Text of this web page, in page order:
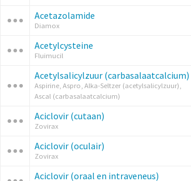
Acetazolamide
Diamox
Acetylcysteine
Fluimucil
Acetylsalicylzuur (carbasalaatcalcium)
Aspirine, Aspro, Alka-Seltzer (acetylsalicylzuur),
Ascal (carbasalaatcalcium)
Aciclovir (cutaan)
Zovirax
Aciclovir (oculair)
Zovirax
Aciclovir (oraal en intraveneus)